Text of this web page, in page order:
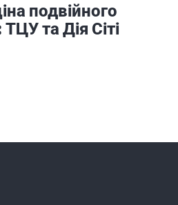
подвійного
та Дія Сіті